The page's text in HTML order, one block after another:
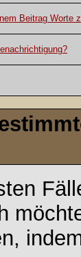
Beitrag Worte